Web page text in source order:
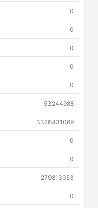
0
0
0
0
0
53244988
3328431069
0
0
279813053
0